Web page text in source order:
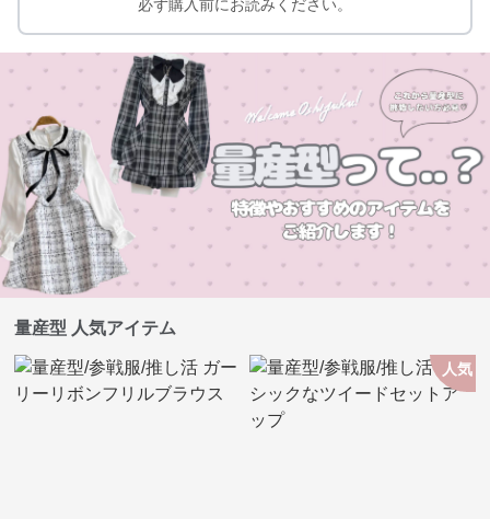
必ず購入前にお読みください。
量産型 人気アイテム
人気